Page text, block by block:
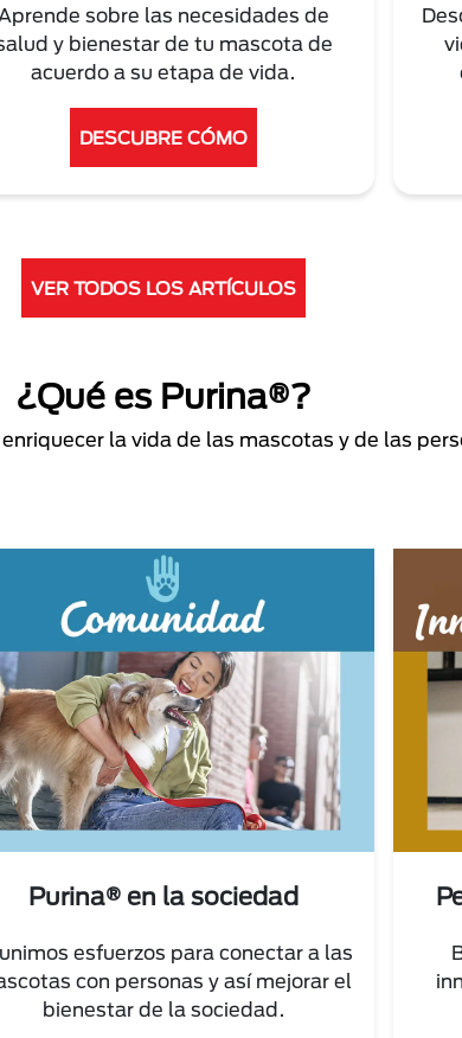
Aprende sobre las necesidades de
y bienestar de tu mascota de
acuerdo a su etapa de vida.
DESCUBRE CÓMO
VER TODOS LOS ARTÍCULOS
¿Qué es Purina®?
la vida de las mascotas y de las
Purina® en la sociedad
esfuerzos para conectar a las
con personas y así mejorar el
bienestar de la sociedad.